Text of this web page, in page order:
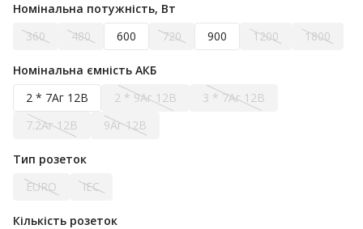
Номінальна потужність, Вт
360
480 600 720 900 1200 1800
Номінальна ємність АКБ
2 * 7Аг 12В
2 * 9Аг 12В
3 * 7Аг 12В
7.2Аг 12В
9Аг 12В
Тип розеток
EURO
IEC
Кількість розеток